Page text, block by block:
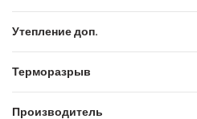
Утепление доп.
Терморазрыв
Производитель